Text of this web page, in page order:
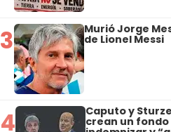
3 Murió Jorge
de Lionel Messi
4 Caputo y
crean un